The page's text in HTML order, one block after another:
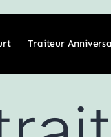
Traiteur